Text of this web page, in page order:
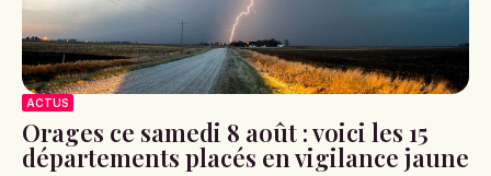
ACTUS
Orages ce samedi 8 août : voici les 15
départements placés en vigilance jaune